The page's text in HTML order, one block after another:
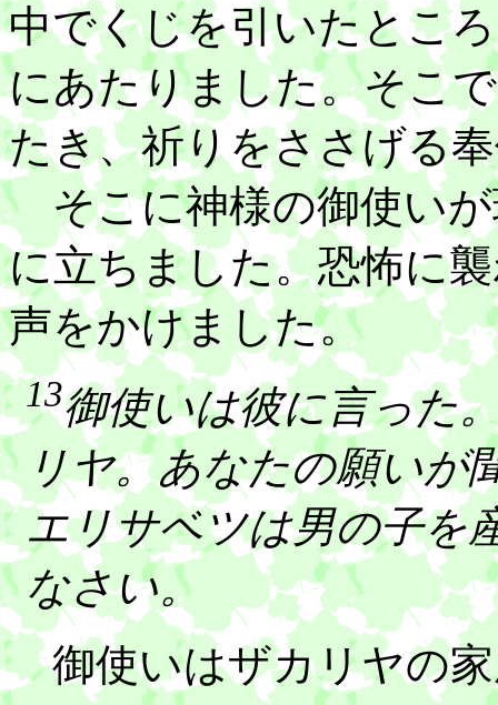
中でくじを引いたとこ
にあたりました。そこ
たき、祈りをささげる
そこに神様の御使いが
に立ちました。恐怖に
声をかけました。
13御使いは彼に言った
リヤ。あなたの願いが
エリサベツは男の子を
なさい。
御使いはザカリヤの家